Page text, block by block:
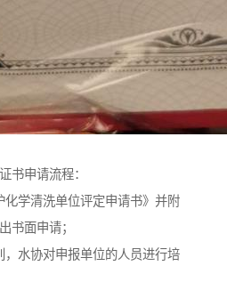
书申请流程：
化学清洗单位评定申请书》并附
书面申请；
，水协对申报单位的人员进行培